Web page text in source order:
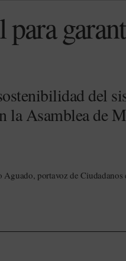
del
la Asamblea de
Aguado, portavoz de